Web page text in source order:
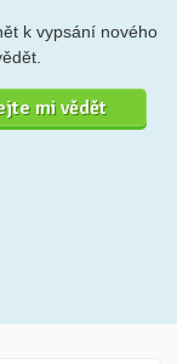
k vypsání nového